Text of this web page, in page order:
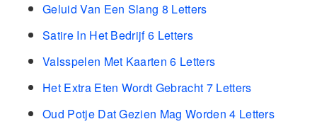
Geluid Van Een Slang 8 Letters
Satire In Het Bedrijf 6 Letters
Valsspelen Met Kaarten 6 Letters
Het Extra Eten Wordt Gebracht 7 Letters
Oud Potje Dat Gezien Mag Worden 4 Letters